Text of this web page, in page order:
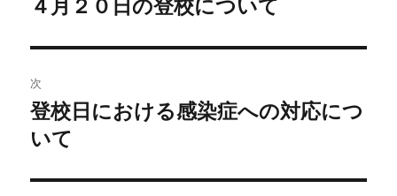
ビ
ゲ
ー
シ
前
投
稿:
４月２０日の登校について
次
次
の
稿:
登校日における感染症への対応につ
いて